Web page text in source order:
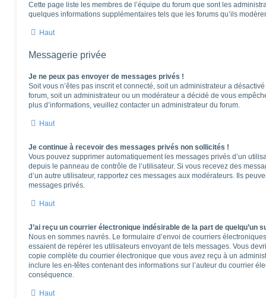
Cette page liste les membres de l’équipe du forum que sont les
quelques informations supplémentaires tels que les forums qu’ils
Haut
Messagerie privée
Je ne peux pas envoyer de messages privés !
Soit vous n’êtes pas inscrit et connecté, soit un administrateur a
forum, soit un administrateur ou un modérateur a décidé de vous
plus d’informations, veuillez contacter un administrateur du forum.
Haut
Je continue à recevoir des messages privés non sollicités !
Vous pouvez supprimer automatiquement les messages privés d’un
depuis le panneau de contrôle de l’utilisateur. Si vous recevez des
d’un autre utilisateur, rapportez ces messages aux modérateurs. Ils
messages privés.
Haut
J’ai reçu un courrier électronique indésirable de la part de quelqu’un
Nous en sommes navrés. Le formulaire d’envoi de courriers
essaient de repérer les utilisateurs envoyant de tels messages. Vous
copie complète du courrier électronique que vous avez reçu à un
inclure les en-têtes contenant des informations sur l’auteur du courrier
conséquence.
Haut